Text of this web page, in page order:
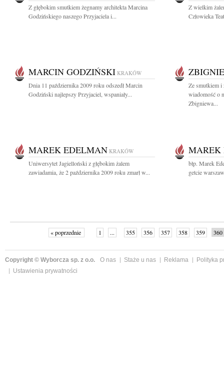
Z głębokim smutkiem żegnamy architekta Marcina
Godzińskiego naszego Przyjaciela i...
Z wielkim
Człowieka
MARCIN GODZIŃSKI KRAKÓW
Dnia 11 października 2009 roku odszedł Marcin
Godziński najlepszy Przyjaciel, wspaniały...
Ze smutkiem
wiadomość o
Zbigniewa...
MAREK EDELMAN KRAKÓW
Uniwersytet Jagielloński z głębokim żalem
zawiadamia, że 2 października 2009 roku zmarł w...
MAREK
błp. Marek
getcie
« poprzednie 1 ... 355 356 357 358 359 360
Copyright © Wyborcza sp. z o.o. O nas Staże u nas Reklama
Polityka
Ustawienia prywatności